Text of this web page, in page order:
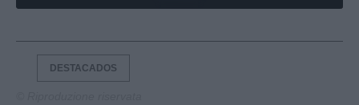
DESTACADOS